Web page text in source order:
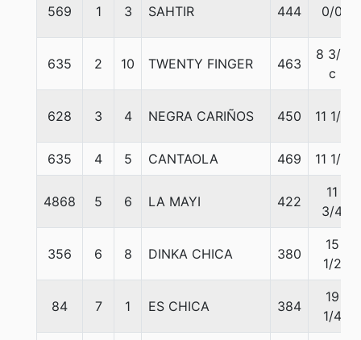
569 1 3 SAHTIR 444 0/0
635 2 10 TWENTY FINGER 463
8 3/4
c
628 3 4 NEGRA CARIÑOS 450 11 1/4
635 4 5 CANTAOLA 469 11 1/4
4868 5 6 LA MAYI 422
11
3/4
356 6 8 DINKA CHICA 380
15
1/2
84 7 1 ES CHICA 384
19
1/4